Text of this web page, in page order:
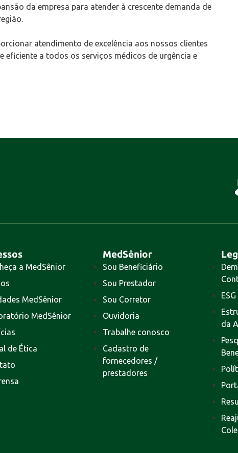
da empresa para atender à crescente demanda de
atendimento de excelência aos nossos clientes
eficiente a todos os serviços médicos de urgência e
a MedSênior
MedSênior
MedSênior
de Ética
MedSênior
Sou Beneficiário
Sou Prestador
Sou Corretor
Ouvidoria
Trabalhe conosco
Cadastro de
fornecedores /
prestadores
ESG
da